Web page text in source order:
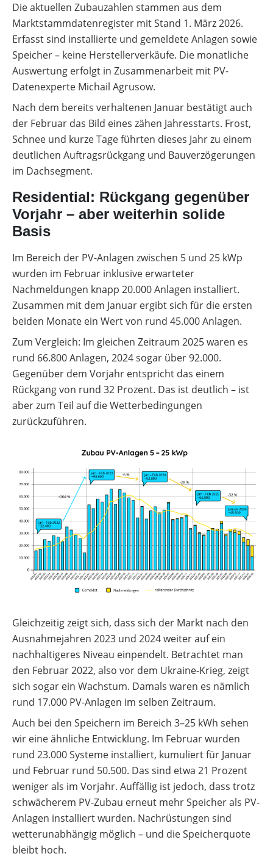
Die aktuellen Zubauzahlen stammen aus dem
Marktstammdatenregister mit Stand 1. März 2026.
Erfasst sind installierte und gemeldete Anlagen sowie
Speicher – keine Herstellerverkäufe. Die monatliche
Auswertung erfolgt in Zusammenarbeit mit PV-
Datenexperte Michail Agrusow.
Nach dem bereits verhaltenen Januar bestätigt auch
der Februar das Bild eines zähen Jahresstarts. Frost,
Schnee und kurze Tage führten dieses Jahr zu einem
deutlichen Auftragsrückgang und Bauverzögerungen
im Dachsegment.
Residential: Rückgang gegenüber
Vorjahr – aber weiterhin solide
Basis
Im Bereich der PV-Anlagen zwischen 5 und 25 kWp
wurden im Februar inklusive erwarteter
Nachmeldungen knapp 20.000 Anlagen installiert.
Zusammen mit dem Januar ergibt sich für die ersten
beiden Monate ein Wert von rund 45.000 Anlagen.
Zum Vergleich: Im gleichen Zeitraum 2025 waren es
rund 66.800 Anlagen, 2024 sogar über 92.000.
Gegenüber dem Vorjahr entspricht das einem
Rückgang von rund 32 Prozent. Das ist deutlich – ist
aber zum Teil auf die Wetterbedingungen
zurückzuführen.
Gleichzeitig zeigt sich, dass sich der Markt nach den
Ausnahmejahren 2023 und 2024 weiter auf ein
nachhaltigeres Niveau einpendelt. Betrachtet man
den Februar 2022, also vor dem Ukraine-Krieg, zeigt
sich sogar ein Wachstum. Damals waren es nämlich
rund 17.000 PV-Anlagen im selben Zeitraum.
Auch bei den Speichern im Bereich 3–25 kWh sehen
wir eine ähnliche Entwicklung. Im Februar wurden
rund 23.000 Systeme installiert, kumuliert für Januar
und Februar rund 50.500. Das sind etwa 21 Prozent
weniger als im Vorjahr. Auffällig ist jedoch, dass trotz
schwächerem PV-Zubau erneut mehr Speicher als PV-
Anlagen installiert wurden. Nachrüstungen sind
wetterunabhängig möglich – und die Speicherquote
bleibt hoch.